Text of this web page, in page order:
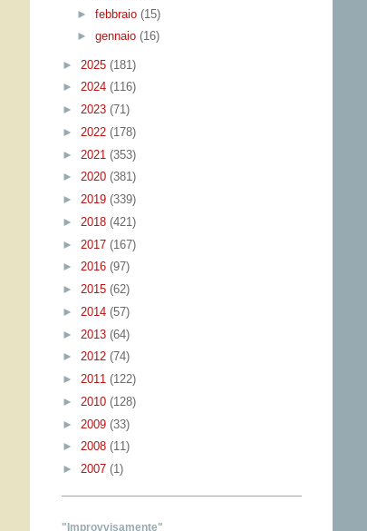
► febbraio (15)
► gennaio (16)
► 2025 (181)
► 2024 (116)
► 2023 (71)
► 2022 (178)
► 2021 (353)
► 2020 (381)
► 2019 (339)
► 2018 (421)
► 2017 (167)
► 2016 (97)
► 2015 (62)
► 2014 (57)
► 2013 (64)
► 2012 (74)
► 2011 (122)
► 2010 (128)
► 2009 (33)
► 2008 (11)
► 2007 (1)
"Improvvisamente"